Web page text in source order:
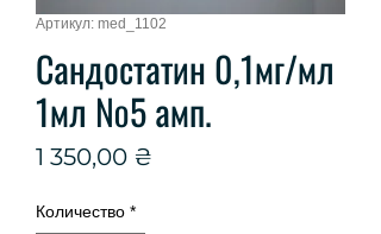
Артикул: med_1102
Сандостатин 0,1мг/мл
1мл №5 амп.
1 350,00 ₴
Количество *